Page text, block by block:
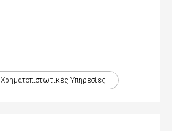
Χρηματοπιστωτικές Yπηρεσίες